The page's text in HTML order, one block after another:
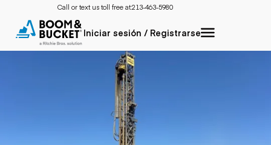
Call or text us toll free at:213-463-5980
Iniciar sesión / Registrarse